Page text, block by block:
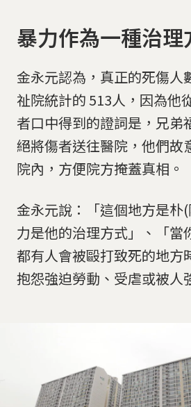
暴力作為一種治理
金永元認為，真正的死傷人
祉院統計的 513人，因為他
者口中得到的證詞是，兄弟
絕將傷者送往醫院，他們故
院內，方便院方掩蓋真相。
金永元說：「這個地方是朴
力是他的治理方式」、「當
都有人會被毆打致死的地方
抱怨強迫勞動、受虐或被人